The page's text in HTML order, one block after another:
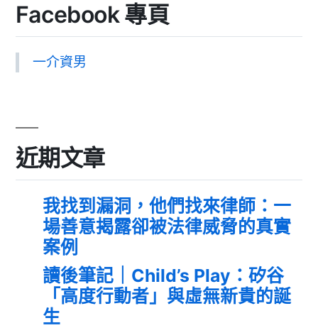
Facebook 專頁
一介資男
近期文章
我找到漏洞，他們找來律師：一
場善意揭露卻被法律威脅的真實
案例
讀後筆記｜Child’s Play：矽谷
「高度行動者」與虛無新貴的誕
生